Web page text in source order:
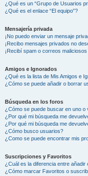
¿Qué es un “Grupo de Usuarios
¿Qué es el enlace “El equipo”?
Mensajería privada
¡No puedo enviar un mensaje
¡Recibo mensajes privados no
¡Recibí spam o correos
Amigos e Ignorados
¿Qué es la lista de Mis Amigos e
¿Cómo se puede añadir o borrar
Búsqueda en los foros
¿Cómo se puede buscar en uno o
¿Por qué mi búsqueda me
¿Por qué mi búsqueda me
¿Cómo busco usuarios?
¿Como se puede encontrar mis
Suscripciones y Favoritos
¿Cuál es la diferencia entre
¿Cómo marcar Favoritos o